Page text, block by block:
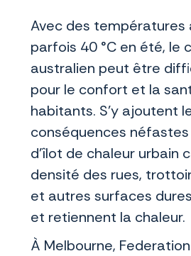
Avec des
parfois 40 °C en été, le
australien peut être
pour le confort et la
habitants. S’y ajoutent
conséquences
d'îlot de chaleur urbain
densité des rues,
et autres surfaces
et retiennent la chaleur.
À Melbourne,